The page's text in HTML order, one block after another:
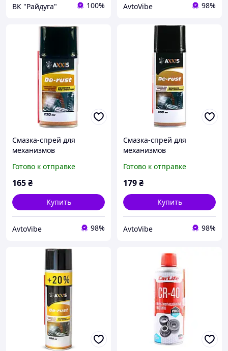
ВК "Райдуга" 100% AvtoVibe 98%
Смазка-спрей для
механизмов
WD-40 AXXIS 250мл VSB-
066
Готово к отправке
165₴
Купить
AvtoVibe 98%
Смазка-спрей для
механизмов
WD-40 AXXIS 450мл VSB-
068
Готово к отправке
179₴
Купить
AvtoVibe 98%